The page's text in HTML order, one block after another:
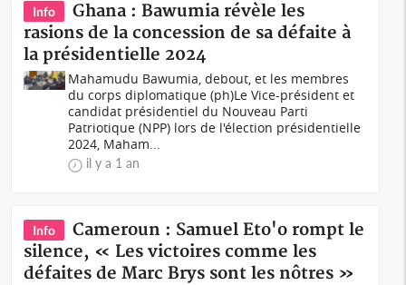
Info
Ghana : Bawumia révèle les
rasions de la concession de sa défaite à
la présidentielle 2024
Mahamudu Bawumia, debout, et les membres
du corps diplomatique (ph)Le Vice-président et
candidat présidentiel du Nouveau Parti
Patriotique (NPP) lors de l'élection présidentielle
2024, Maham...
il y a 1 an
Info
Cameroun : Samuel Eto'o rompt le
silence, « Les victoires comme les
défaites de Marc Brys sont les nôtres »